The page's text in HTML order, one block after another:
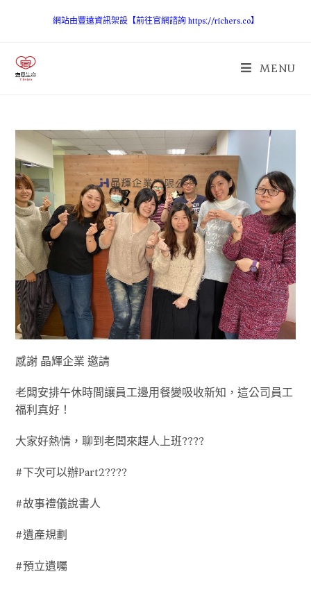
網站由豐遠資訊架設【前往官網諮詢 https://richers.co】
MENU
感謝 晶輝企業 邀請
老闆安排午休時間讓員工邊用餐變吸收新知，這公司員工
福利真好！
大家好熱情，聊到老闆來趕人上班????
#下次可以辦Part2????
#故事禮儀說書人
#遺產規劃
#預立遺囑